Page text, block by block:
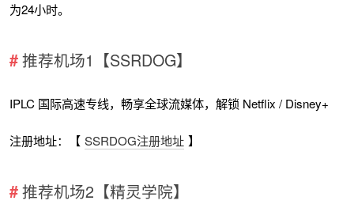
为24小时。
推荐机场1【SSRDOG】
IPLC 国际高速专线，畅享全球流媒体，解锁 Netflix / Disney+
注册地址：【 SSRDOG注册地址 】
推荐机场2【精灵学院】